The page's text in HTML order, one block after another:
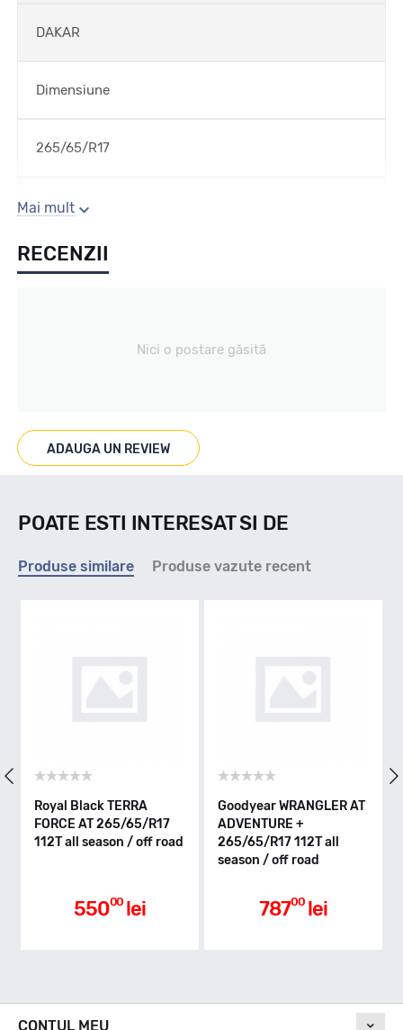
DAKAR
Dimensiune
265/65/R17
Sezon
All season / Off Road
Marcaje
Indice viteza
Mai mult
RECENZII
Nici o postare găsită
ADAUGA UN REVIEW
POATE ESTI INTERESAT SI DE
Produse similare Produse vazute recent
Royal Black TERRA
FORCE AT 265/65/R17
112T all season / off road
55000 lei
Goodyear WRANGLER AT
ADVENTURE +
265/65/R17 112T all
season / off road
78700 lei
CONTUL MEU